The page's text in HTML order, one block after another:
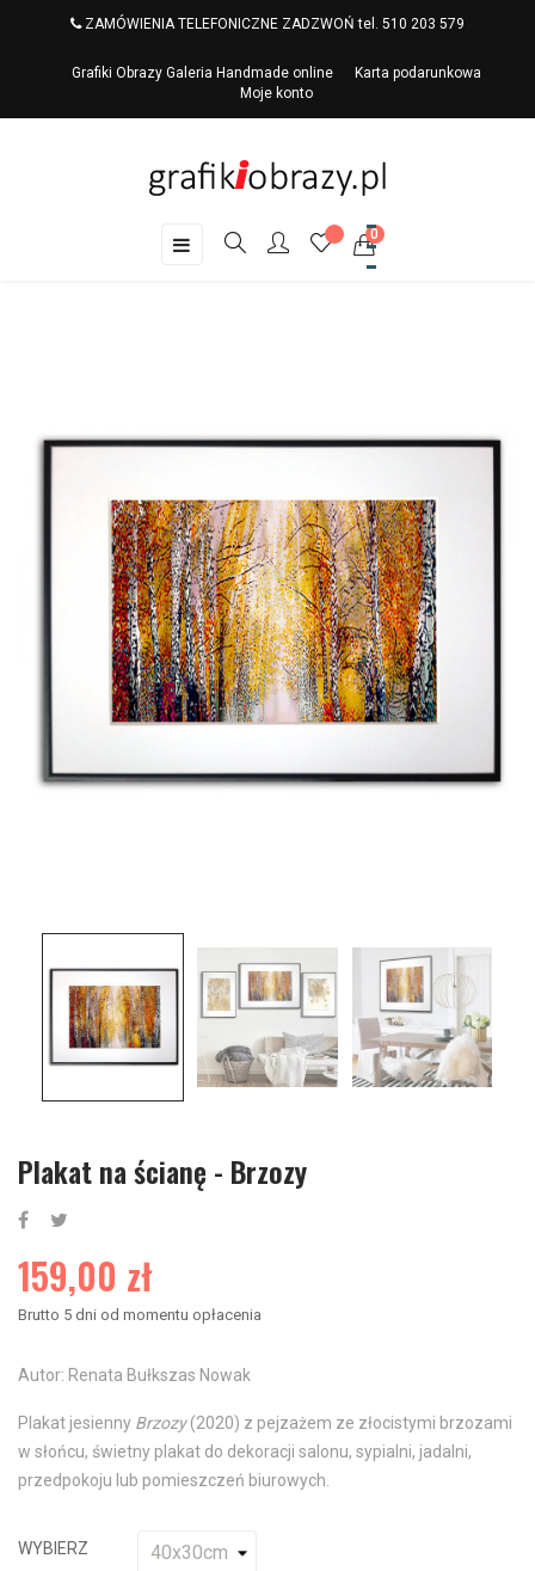
ZAMÓWIENIA TELEFONICZNE ZADZWOŃ tel. 510 203 579
Grafiki Obrazy Galeria Handmade online
Karta podarunkowa
Moje konto
Toggle
☰ 0
Plakat na ścianę - Brzozy
159,00 zł
Brutto 5 dni od momentu opłacenia
Autor: Renata Bułkszas Nowak
Plakat jesienny Brzozy(2020) z pejzażem ze złocistymi brzozami
w słońcu, świetny plakat do dekoracji salonu, sypialni, jadalni,
przedpokoju lub pomieszczeń biurowych.
WYBIERZ